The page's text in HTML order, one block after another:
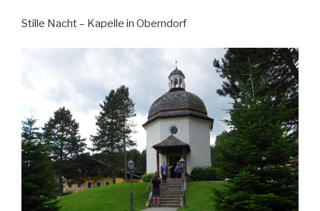
Stille Nacht – Kapelle in Oberndorf